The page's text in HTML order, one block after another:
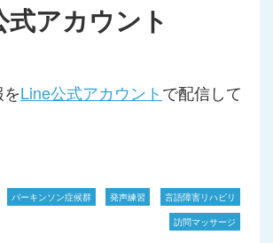
アカウント
Line公式アカウントで配信して
パーキンソン症候群 発声練習
言語障害リハビリ
訪問マッサージ